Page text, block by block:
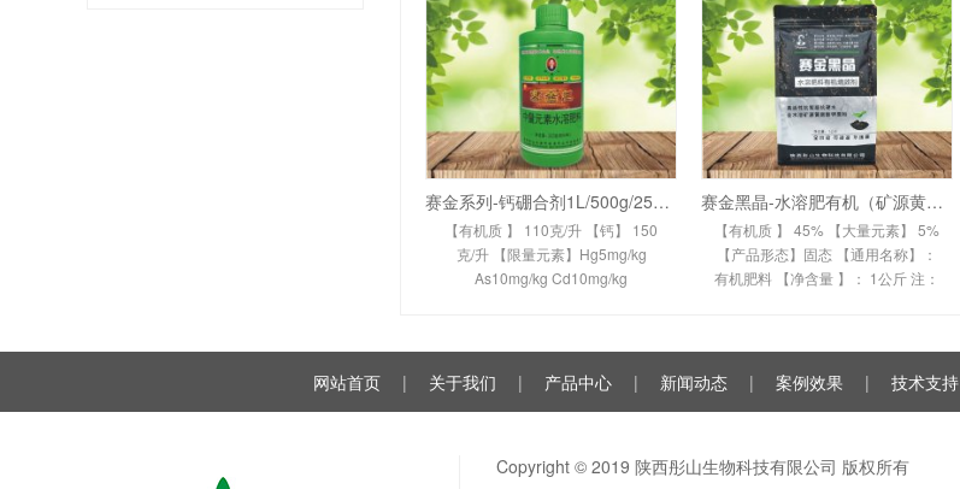
赛金系列-钙硼合剂1L/500g/250g（中量元素水
【有机质 】 110克/升 【钙】 150
克/升 【限量元素】Hg5mg/kg
As10mg/kg Cd10mg/kg
放于室内阴凉、通风、干燥
赛金黑晶-水溶肥有机（矿源黄腐酸原粉）
【有机质 】 45% 【大量元素】 5%
【产品形态】固态 【通用名称】：
有机肥料 【净含量 】： 1公斤 注：
网站首页 | 关于我们 | 产品中心 | 新闻动态 | 案例效果 | 技术支持
Copyright © 2019 陕西彤山生物科技有限公司 版权所有